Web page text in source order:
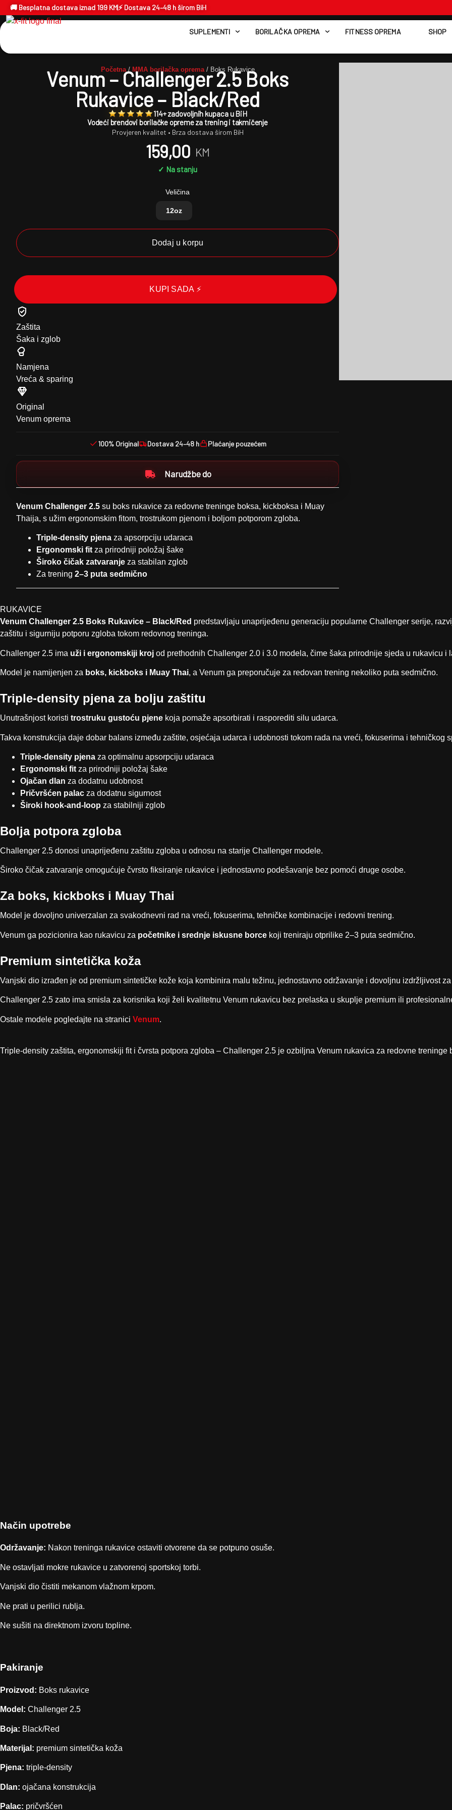
🚚 Besplatna dostava iznad 199 KM⚡ Dostava 24–48 h širom BiH
SUPLEMENTI BORILAČKA OPREMA FITNESS OPREMA SHOP
Početna/ MMA borilačka oprema/ Boks Rukavice
Venum – Challenger 2.5 Boks
Rukavice – Black/Red
114+ zadovoljnih kupaca u BiH
Vodeći brendovi borilačke opreme za trening i takmičenje
Provjeren kvalitet • Brza dostava širom BiH
159,00 KM
✓ Na stanju
Veličina
12oz
Dodaj u korpu
KUPI SADA ⚡
Zaštita
Šaka i zglob
Namjena
Vreća & sparing
Original
Venum oprema
100% Original Dostava 24–48 h Plaćanje pouzećem
Narudžbe do
Venum Challenger 2.5 su boks rukavice za redovne treninge boksa, kickboksa i Muay
Thaija, s užim ergonomskim fitom, trostrukom pjenom i boljom potporom zgloba.
Triple-density pjena za apsorpciju udaraca
Ergonomski fit za prirodniji položaj šake
Široko čičak zatvaranje za stabilan zglob
Za trening 2–3 puta sedmično
RUKAVICE
Venum Challenger 2.5 Boks Rukavice – Black/Red predstavljaju unaprijeđenu generaciju popularne Challenger serije,
zaštitu i sigurniju potporu zgloba tokom redovnog treninga.
Challenger 2.5 ima uži i ergonomskiji kroj od prethodnih Challenger 2.0 i 3.0 modela, čime šaka prirodnije sjeda u rukavicu i
Model je namijenjen za boks, kickboks i Muay Thai, a Venum ga preporučuje za redovan trening nekoliko puta sedmično.
Triple-density pjena za bolju zaštitu
Unutrašnjost koristi trostruku gustoću pjene koja pomaže apsorbirati i rasporediti silu udarca.
Takva konstrukcija daje dobar balans između zaštite, osjećaja udarca i udobnosti tokom rada na vreći, fokuserima i tehničkog
Triple-density pjena za optimalnu apsorpciju udaraca
Ergonomski fit za prirodniji položaj šake
Ojačan dlan za dodatnu udobnost
Pričvršćen palac za dodatnu sigurnost
Široki hook-and-loop za stabilniji zglob
Bolja potpora zgloba
Challenger 2.5 donosi unaprijeđenu zaštitu zgloba u odnosu na starije Challenger modele.
Široko čičak zatvaranje omogućuje čvrsto fiksiranje rukavice i jednostavno podešavanje bez pomoći druge osobe.
Za boks, kickboks i Muay Thai
Model je dovoljno univerzalan za svakodnevni rad na vreći, fokuserima, tehničke kombinacije i redovni trening.
Venum ga pozicionira kao rukavicu za početnike i srednje iskusne borce koji treniraju otprilike 2–3 puta sedmično.
Premium sintetička koža
Vanjski dio izrađen je od premium sintetičke kože koja kombinira malu težinu, jednostavno održavanje i dovoljnu izdržljivost
Challenger 2.5 zato ima smisla za korisnika koji želi kvalitetnu Venum rukavicu bez prelaska u skuplje premium ili
Ostale modele pogledajte na stranici Venum.
Triple-density zaštita, ergonomskiji fit i čvrsta potpora zgloba – Challenger 2.5 je ozbiljna Venum rukavica za redovne treninge
Način upotrebe
Održavanje: Nakon treninga rukavice ostaviti otvorene da se potpuno osuše.
Ne ostavljati mokre rukavice u zatvorenoj sportskoj torbi.
Vanjski dio čistiti mekanom vlažnom krpom.
Ne prati u perilici rublja.
Ne sušiti na direktnom izvoru topline.
Pakiranje
Proizvod: Boks rukavice
Model: Challenger 2.5
Boja: Black/Red
Materijal: premium sintetička koža
Pjena: triple-density
Dlan: ojačana konstrukcija
Palac: pričvršćen